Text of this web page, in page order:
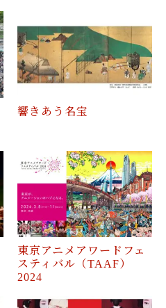
響きあう名宝
東京アニメアワードフェ
スティバル（TAAF）
2024